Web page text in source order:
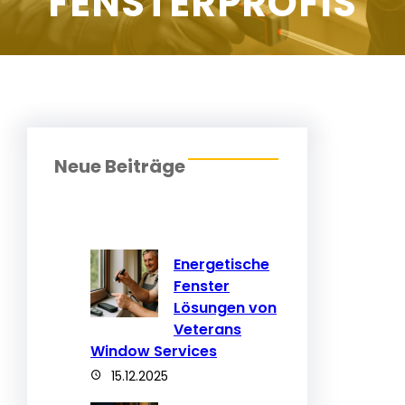
Neue Beiträge
Energetische
Fenster
Lösungen von
Veterans
Window Services
15.12.2025